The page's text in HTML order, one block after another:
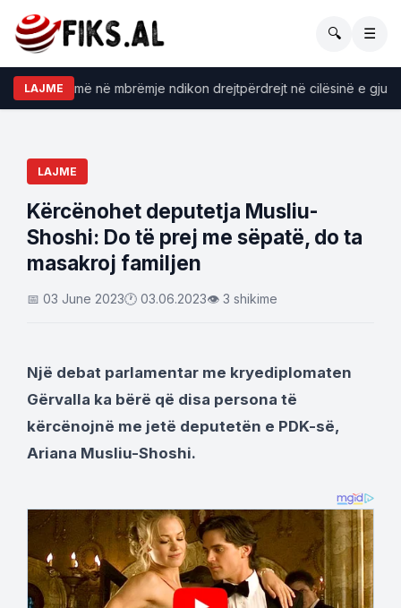
🔍 ☰
LAJME në mbrëmje ndikon drejtpërdrejt në cilësinë e gjumit
LAJME
Kërcënohet deputetja Musliu-
Shoshi: Do të prej me sëpatë, do ta
masakroj familjen
📅 03 June 2023🕐 03.06.2023👁 3 shikime
Një debat parlamentar me kryediplomaten
Gërvalla ka bërë që disa persona të
kërcënojnë me jetë deputetën e PDK-së,
Ariana Musliu-Shoshi.